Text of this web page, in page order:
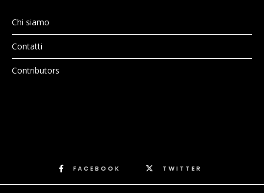
Chi siamo
Contatti
Contributors
FACEBOOK TWITTER